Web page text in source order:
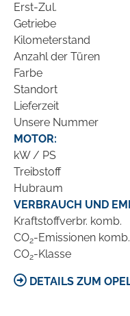
Erst-Zul.
Getriebe
Kilometerstand
Anzahl der Türen
Farbe
Standort
Lieferzeit
Unsere Nummer
MOTOR:
kW / PS
Treibstoff
Hubraum
VERBRAUCH UND
Kraftstoffverbr. komb.
CO2-Emissionen komb.
CO2-Klasse
DETAILS ZUM